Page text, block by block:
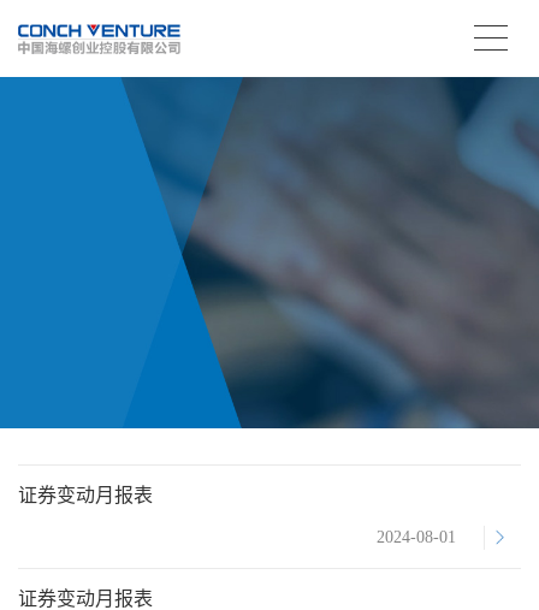
证券变动月报表
2024-08-01
证券变动月报表